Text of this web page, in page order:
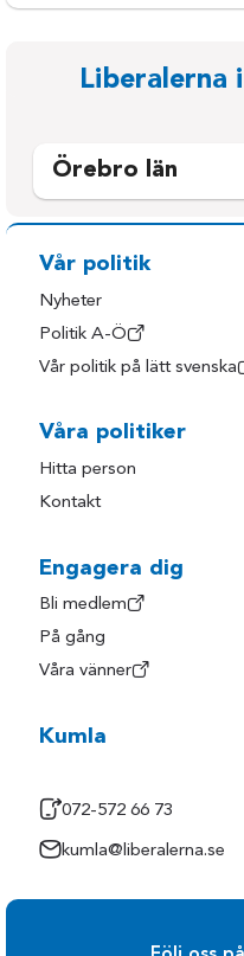
Liberalerna
Örebro län
Degerfors
Hallsberg
Hällefors
Karlskoga
Vår politik
Nyheter
Politik A-Ö
Vår politik på lätt svenska
Våra politiker
Hitta person
Kontakt
Engagera dig
Bli medlem
På gång
Våra vänner
Kumla
072-572 66 73
kumla@liberalerna.se